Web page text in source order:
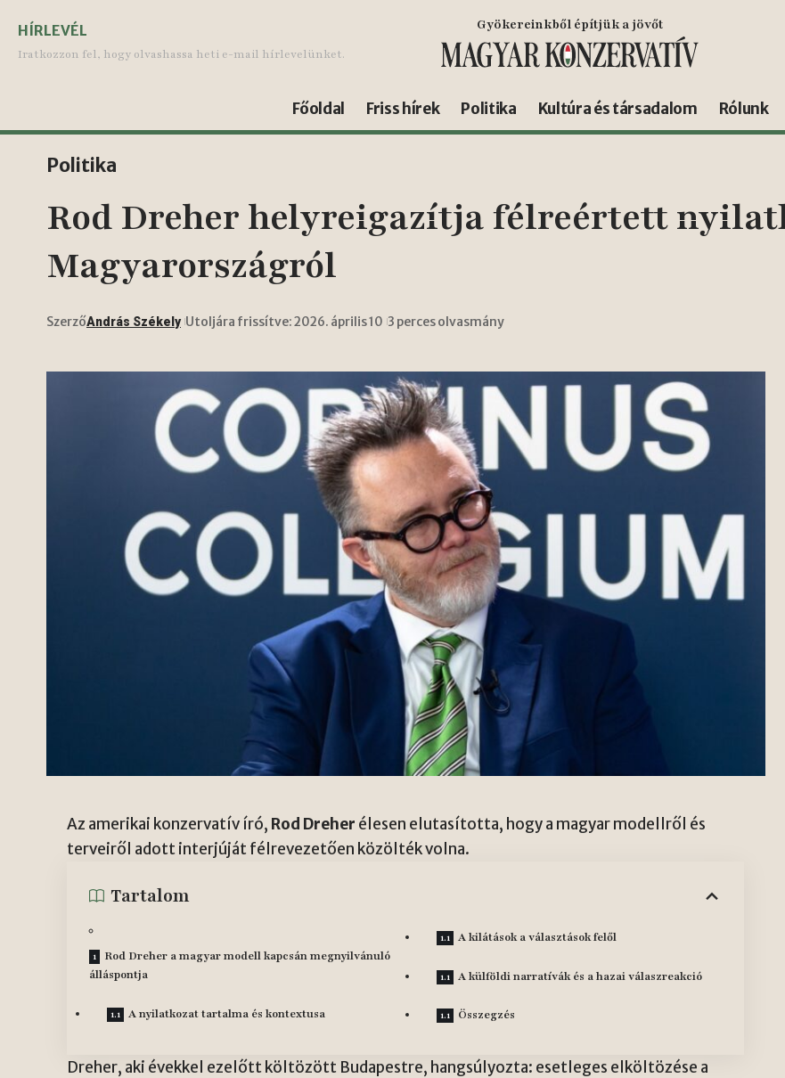
HÍRLEVÉL
Iratkozzon fel, hogy olvashassa heti e-mail hírlevelünket.
Gyökereinkből építjük a jövőt
Főoldal Friss hírek Politika Kultúra és társadalom Rólunk
Politika
Rod Dreher helyreigazítja félreértett
Magyarországról
SzerzőAndrás Székely Utoljára frissítve: 2026. április 10 3 perces olvasmány
Az amerikai konzervatív író, Rod Dreher élesen elutasította, hogy a magyar modellről és
terveiről adott interjúját félrevezetően közölték volna.
Tartalom
Rod Dreher a magyar modell kapcsán megnyilvánuló
álláspontja
A nyilatkozat tartalma és kontextusa
A kilátások a választások felől
A külföldi narratívák és a hazai válaszreakció
Összegzés
Dreher, aki évekkel ezelőtt költözött Budapestre, hangsúlyozta: esetleges elköltözése a